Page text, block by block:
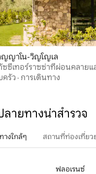
ญญาโน-วิญโญเล
ซีเทอร์ราซซ่าที่ผ่อนคลายแ
นรามา
ครัว · การเดินทาง
ายทางน่าสำรวจ
งใกล้ๆ สถานที่ท่องเที่ย
ฟลอเรนซ์